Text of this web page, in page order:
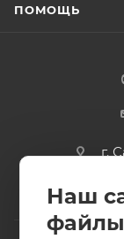
ПОМОЩЬ
г.
Наш